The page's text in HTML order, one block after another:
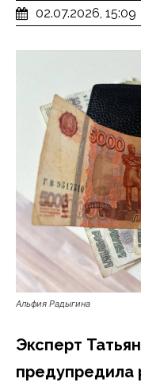
02.07.2026, 15:09
Альфия Радыгина
Эксперт
предупредила